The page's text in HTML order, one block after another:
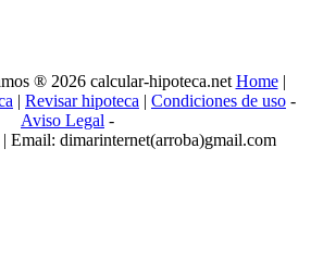
® 2026 calcular-hipoteca.net Home|
| Revisar hipoteca | Condiciones de uso -
Aviso Legal -
| Email: dimarinternet(arroba)gmail.com